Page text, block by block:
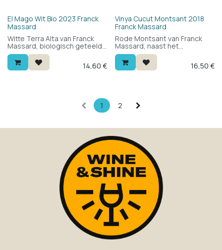
— een aparte Spaanse witte
wijn om te ontdekken.
tannines en mooie frisheid.
Bio
El Mago Wit Bio 2023 Franck
Massard
Witte Terra Alta van Franck
Massard, biologisch geteeld
in Catalonië. 100% grenache
blanc: fris en rond met wit
fruit, bloemen en een 14,60 €
Vinya Cucut Montsant 2018
Franck Massard
Rode Montsant van Franck
Massard, naast het
beroemde Priorat. 100%
carignan van oude
wijnstokken: geconcentreerd
16,50 €
1 2